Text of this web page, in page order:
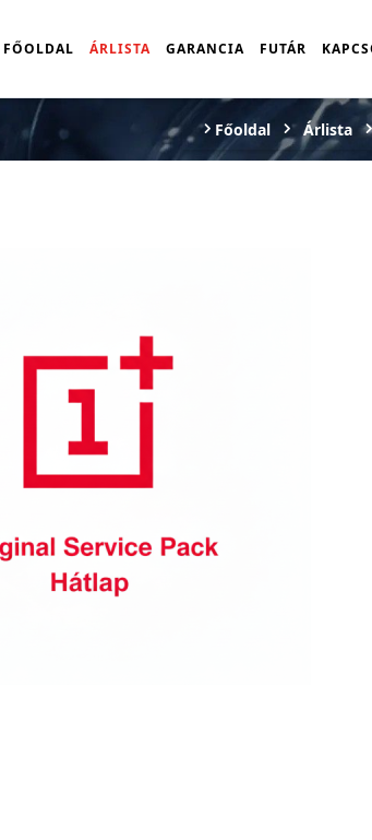
FŐOLDAL ÁRLISTA GARANCIA FUTÁR
Főoldal Árlista